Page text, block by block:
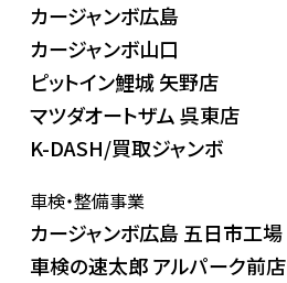
カージャンボ広島
カージャンボ山口
ピットイン鯉城 矢野店
マツダオートザム 呉東店
K-DASH/買取ジャンボ
車検・整備事業
カージャンボ広島 五日市工場
車検の速太郎 アルパーク前店